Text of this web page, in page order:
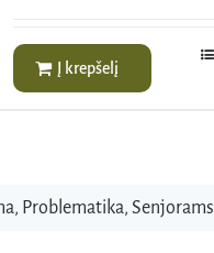
Į krepšelį
, Problematika, Senjorams